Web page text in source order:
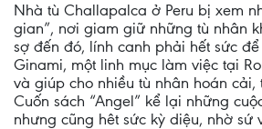
Nhà tù Challapalca ở Peru bị xem
gian”, nơi giam giữ những tù nhân
sợ đến đó, lính canh phải hết sức
Ginami, một linh mục làm việc tại
và giúp cho nhiều tù nhân hoán cải,
Cuốn sách “Angel” kể lại những
nhưng cũng hêt sức kỳ diệu, nhờ sứ